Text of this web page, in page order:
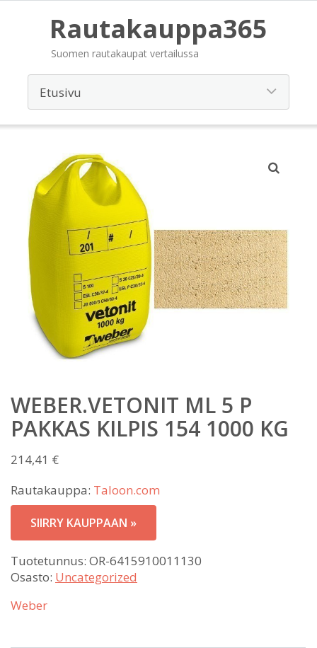
Rautakauppa365
Suomen rautakaupat vertailussa
WEBER.VETONIT ML 5 P
PAKKAS KILPIS 154 1000 KG
214,41 €
Rautakauppa: Taloon.com
SIIRRY KAUPPAAN »
Tuotetunnus: OR-6415910011130
Osasto: Uncategorized
Weber